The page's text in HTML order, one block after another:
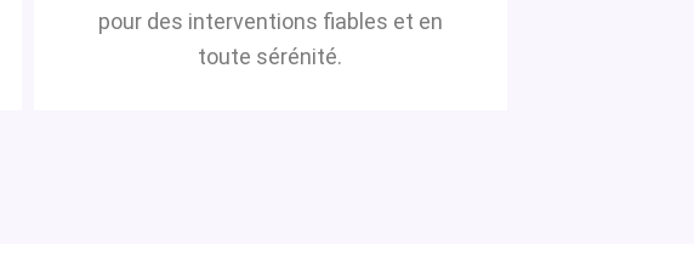
pour des interventions fiables et en
toute sérénité.